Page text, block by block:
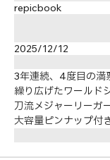
repicbook
2025/12/12
3年連続、4度目の満
繰り広げたワールド
刀流メジャーリーガ
大容量ピンナップ付